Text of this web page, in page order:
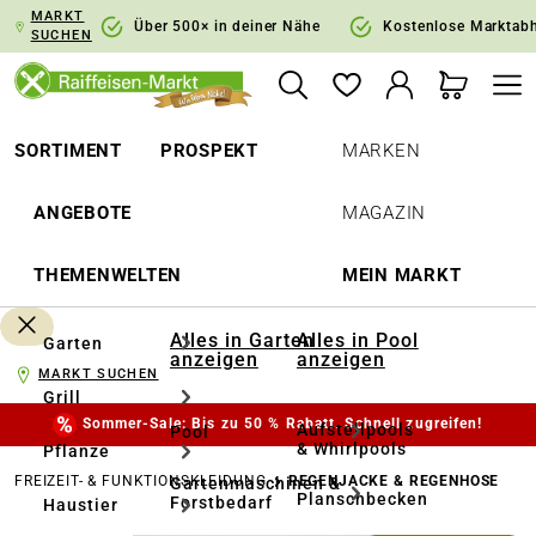
Zur Hauptnavigation springen
MARKT
SUCHEN
Über 500× in deiner Nähe Kostenlose
SORTIMENT PROSPEKT
ANGEBOTE
THEMENWELTEN
MARKEN
MAGAZIN
MEIN MARKT
Garten
Grill
Pflanze
Haustier
Alles in Garten
anzeigen
Pool
Gartenmaschinen &
Forstbedarf
Alles in Pool
anzeigen
Aufstellpools
& Whirlpools
Planschbecken
MARKT SUCHEN
Sommer-Sale: Bis zu 50 % Rabatt. Schnell zugreifen!
FREIZEIT- & FUNKTIONSKLEIDUNG REGENJACKE & REGENHOSE